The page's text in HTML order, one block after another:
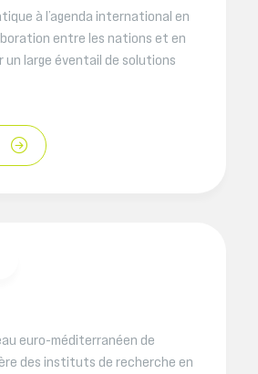
à l’agenda international en
entre les nations et en
large éventail de solutions
euro-méditerranéen de
des instituts de recherche en